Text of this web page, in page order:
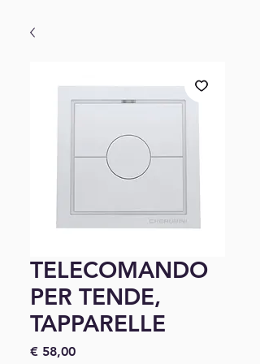
TELECOMANDO
PER TENDE,
TAPPARELLE
€ 58,00Preço